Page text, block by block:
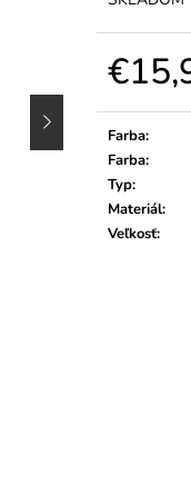
Farba:
Farba:
Typ:
Materiál:
Veľkosť: